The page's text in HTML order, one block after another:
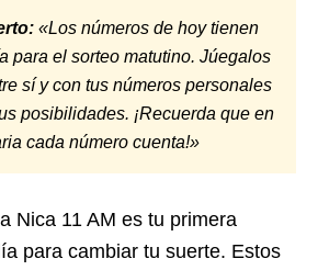
«Los números de hoy tienen
para el sorteo matutino. Júegalos
sí y con tus números personales
posibilidades. ¡Recuerda que en
cada número cuenta!»
Nica 11 AM es tu primera
para cambiar tu suerte. Estos